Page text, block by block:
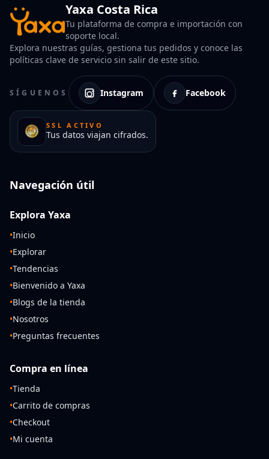
Yaxa Costa Rica
Tu plataforma de compra e importación con
soporte local.
Explora nuestras guías, gestiona tus pedidos y conoce las
políticas clave de servicio sin salir de este sitio.
SÍGUENOS Instagram Facebook
SSL ACTIVO
Tus datos viajan cifrados.
Navegación útil
Explora Yaxa
•Inicio
•Explorar
•Tendencias
•Bienvenido a Yaxa
•Blogs de la tienda
•Nosotros
•Preguntas frecuentes
Compra en línea
•Tienda
•Carrito de compras
•Checkout
•Mi cuenta